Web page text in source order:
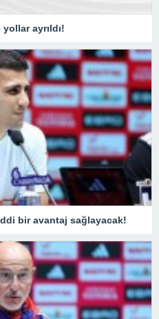
yollar ayrıldı!
bir avantaj sağlayacak!